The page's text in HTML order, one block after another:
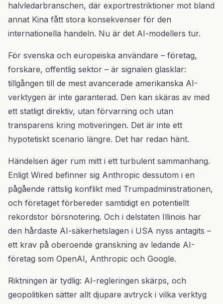
halvledarbranschen, där exportrestriktioner mot bland
annat Kina fått stora konsekvenser för den
internationella handeln. Nu är det AI-modellers tur.
För svenska och europeiska användare – företag,
forskare, offentlig sektor – är signalen glasklar:
tillgången till de mest avancerade amerikanska AI-
verktygen är inte garanterad. Den kan skäras av med
ett statligt direktiv, utan förvarning och utan
transparens kring motiveringen. Det är inte ett
hypotetiskt scenario längre. Det har redan hänt.
Händelsen äger rum mitt i ett turbulent sammanhang.
Enligt Wired befinner sig Anthropic dessutom i en
pågående rättslig konflikt med Trumpadministrationen,
och företaget förbereder samtidigt en potentiellt
rekordstor börsnotering. Och i delstaten Illinois har
den hårdaste AI-säkerhetslagen i USA nyss antagits –
ett krav på oberoende granskning av ledande AI-
företag som OpenAI, Anthropic och Google.
Riktningen är tydlig: AI-regleringen skärps, och
geopolitiken sätter allt djupare avtryck i vilka verktyg